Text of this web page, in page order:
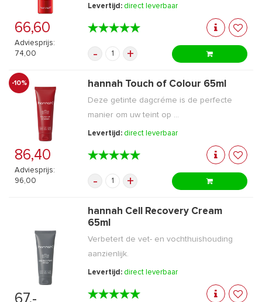
66,60
Adviesprijs:
74,00
Levertijd: direct leverbaar
★★★★★
★★★★★
- +
-10%
86,40
Adviesprijs:
96,00
hannah Touch of Colour 65ml
Deze getinte dagcréme is de perfecte
manier om uw teint op ...
Levertijd: direct leverbaar
★★★★★
★★★★★
- +
67,-
hannah Cell Recovery Cream
65ml
Verbetert de vet- en vochthuishouding
aanzienlijk.
Levertijd: direct leverbaar
★★★★★
★★★★★